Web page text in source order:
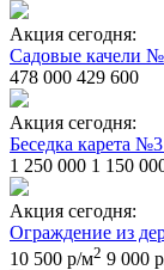
Акция сегодня:
Садовые качели
478 000 429 600
Акция сегодня:
Беседка карета
1 250 000 1 150
Акция сегодня:
Ограждение из
10 500 р/м2 9 000